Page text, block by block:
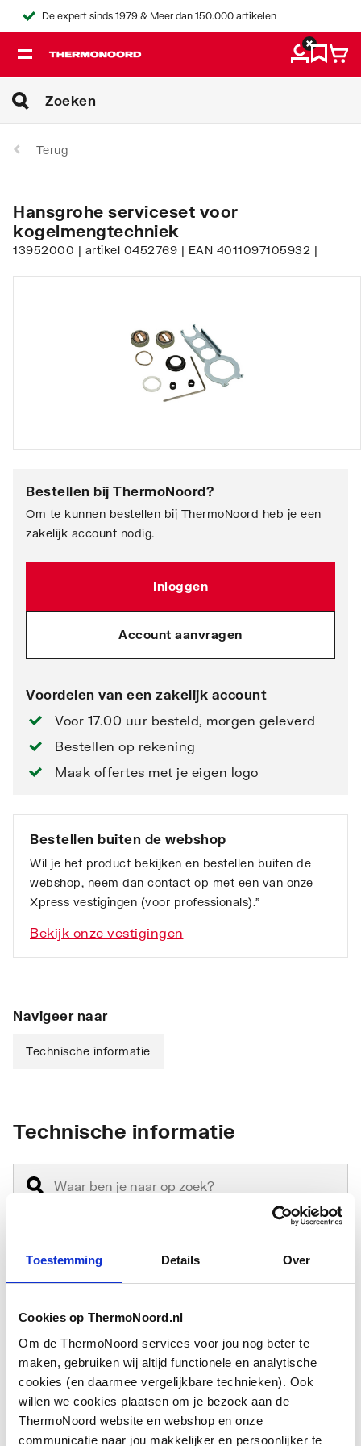
Toestemming Details Over
Cookies op ThermoNoord.nl
Om de ThermoNoord services voor jou nog beter te
maken, gebruiken wij altijd functionele en analytische
cookies (en daarmee vergelijkbare technieken). Ook
willen we cookies plaatsen om je bezoek aan de
ThermoNoord website en webshop en onze
communicatie naar jou makkelijker en persoonlijker te
De expert sinds 1979 & Meer dan 150.000 artikelen
Terug
Hansgrohe serviceset voor
kogelmengtechniek
13952000 | artikel 0452769 | EAN 4011097105932 |
Bestellen bij ThermoNoord?
Om te kunnen bestellen bij ThermoNoord heb je een
zakelijk account nodig.
Inloggen
Account aanvragen
Voordelen van een zakelijk account
Voor 17.00 uur besteld, morgen geleverd
Bestellen op rekening
Maak offertes met je eigen logo
Bestellen buiten de webshop
Wil je het product bekijken en bestellen buiten de
webshop, neem dan contact op met een van onze
Xpress vestigingen (voor professionals).”
Bekijk onze vestigingen
Navigeer naar
Technische informatie
Technische informatie
Onderdeel Ja
Toebehoren Nee
Type
toebehoren/onderdelen
Overig